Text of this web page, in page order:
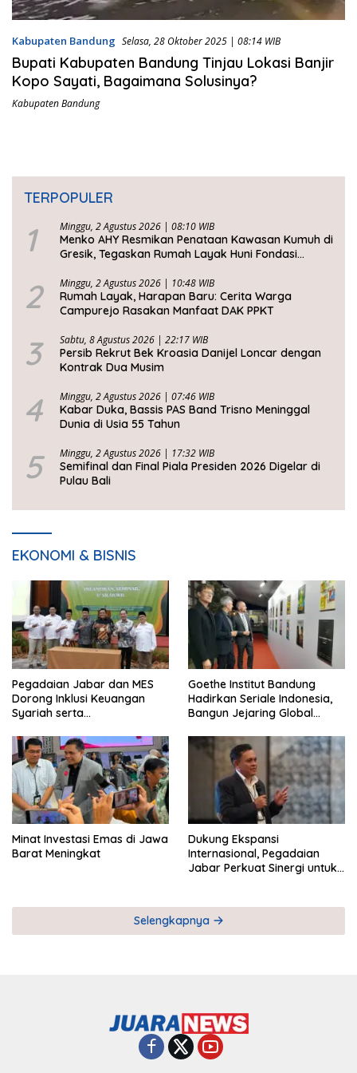
Kabupaten Bandung Selasa, 28 Oktober 2025 | 08:14 WIB
Bupati Kabupaten Bandung Tinjau Lokasi Banjir
Kopo Sayati, Bagaimana Solusinya?
Kabupaten Bandung
TERPOPULER
1 Minggu, 2 Agustus 2026 | 08:10 WIB
Menko AHY Resmikan Penataan Kawasan Kumuh di
Gresik, Tegaskan Rumah Layak Huni Fondasi
2 Minggu, 2 Agustus 2026 | 10:48 WIB
Rumah Layak, Harapan Baru: Cerita Warga
Campurejo Rasakan Manfaat DAK PPKT
3 Sabtu, 8 Agustus 2026 | 22:17 WIB
Persib Rekrut Bek Kroasia Danijel Loncar dengan
Kontrak Dua Musim
4 Minggu, 2 Agustus 2026 | 07:46 WIB
Kabar Duka, Bassis PAS Band Trisno Meninggal
Dunia di Usia 55 Tahun
5 Minggu, 2 Agustus 2026 | 17:32 WIB
Semifinal dan Final Piala Presiden 2026 Digelar di
Pulau Bali
EKONOMI & BISNIS
Pegadaian Jabar dan MES
Dorong Inklusi Keuangan
Syariah serta
Goethe Institut Bandung
Hadirkan Seriale Indonesia,
Bangun Jejaring Global
Minat Investasi Emas di Jawa
Barat Meningkat
Dukung Ekspansi
Internasional, Pegadaian
Jabar Perkuat Sinergi untuk
Selengkapnya